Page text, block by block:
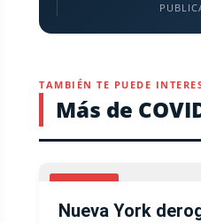
TAMBIÉN TE PUEDE
Más de
COVID-19
Nueva York